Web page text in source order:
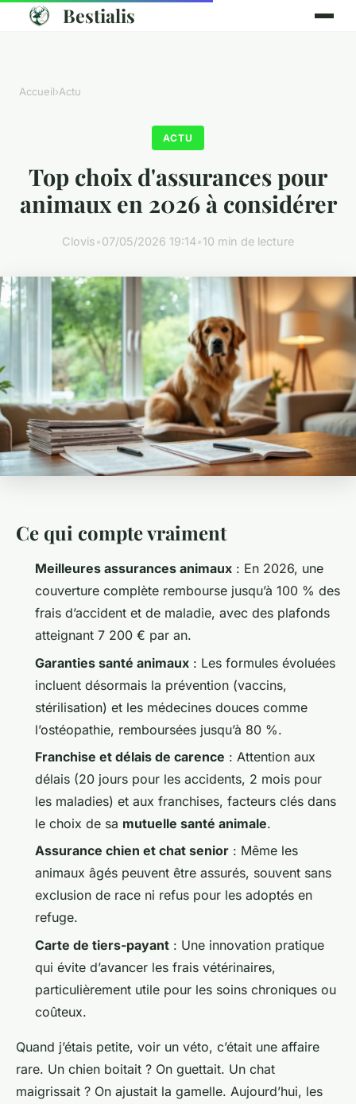
Bestialis
Accueil›Actu
ACTU
Top choix d'assurances pour
animaux en 2026 à considérer
Clovis•07/05/2026 19:14•10 min de lecture
Ce qui compte vraiment
Meilleures assurances animaux : En 2026, une
couverture complète rembourse jusqu’à 100 % des
frais d’accident et de maladie, avec des plafonds
atteignant 7 200 € par an.
Garanties santé animaux : Les formules évoluées
incluent désormais la prévention (vaccins,
stérilisation) et les médecines douces comme
l’ostéopathie, remboursées jusqu’à 80 %.
Franchise et délais de carence : Attention aux
délais (20 jours pour les accidents, 2 mois pour
les maladies) et aux franchises, facteurs clés dans
le choix de sa mutuelle santé animale.
Assurance chien et chat senior : Même les
animaux âgés peuvent être assurés, souvent sans
exclusion de race ni refus pour les adoptés en
refuge.
Carte de tiers-payant : Une innovation pratique
qui évite d’avancer les frais vétérinaires,
particulièrement utile pour les soins chroniques ou
coûteux.
Quand j’étais petite, voir un véto, c’était une affaire
rare. Un chien boitait ? On guettait. Un chat
maigrissait ? On ajustait la gamelle. Aujourd’hui, les